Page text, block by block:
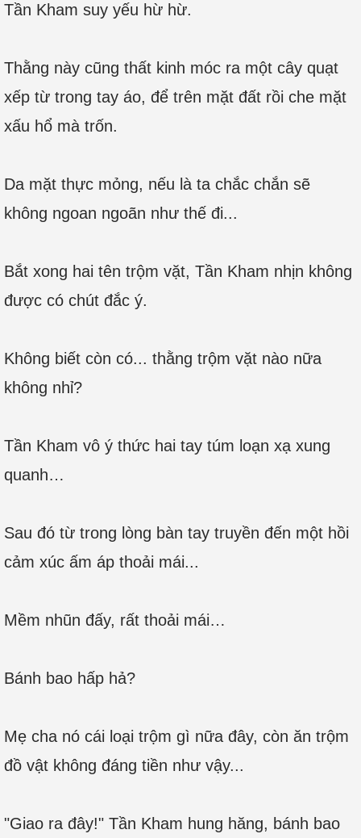
Tần Kham suy yếu hừ hừ.
Thằng này cũng thất kinh móc ra một cây quạt
xếp từ trong tay áo, để trên mặt đất rồi che mặt
xấu hổ mà trốn.
Da mặt thực mỏng, nếu là ta chắc chắn sẽ
không ngoan ngoãn như thế đi...
Bắt xong hai tên trộm vặt, Tần Kham nhịn không
được có chút đắc ý.
Không biết còn có... thằng trộm vặt nào nữa
không nhỉ?
Tần Kham vô ý thức hai tay túm loạn xạ xung
quanh…
Sau đó từ trong lòng bàn tay truyền đến một hồi
cảm xúc ấm áp thoải mái...
Mềm nhũn đấy, rất thoải mái…
Bánh bao hấp hả?
Mẹ cha nó cái loại trộm gì nữa đây, còn ăn trộm
đồ vật không đáng tiền như vậy...
"Giao ra đây!" Tần Kham hung hăng, bánh bao